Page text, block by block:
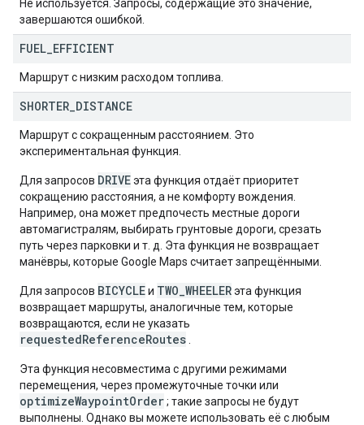
Не используется. Запросы, содержащие это значение,
завершаются ошибкой.
FUEL EFFICIENT
Маршрут с низким расходом топлива.
SHORTER DISTANCE
Маршрут с сокращенным расстоянием. Это
экспериментальная функция.
Для запросов DRIVEэта функция отдаёт приоритет
сокращению расстояния, а не комфорту вождения.
Например, она может предпочесть местные дороги
автомагистралям, выбирать грунтовые дороги, срезать
путь через парковки и т. д. Эта функция не возвращает
манёвры, которые Google Maps считает запрещёнными.
Для запросов BICYCLEи TWO_WHEELERэта функция
возвращает маршруты, аналогичные тем, которые
возвращаются, если не указать
requestedReferenceRoutes
Эта функция несовместима с другими режимами
перемещения, через промежуточные точки или
optimizeWaypointOrder; такие запросы не будут
выполнены. Однако вы можете использовать её с любым